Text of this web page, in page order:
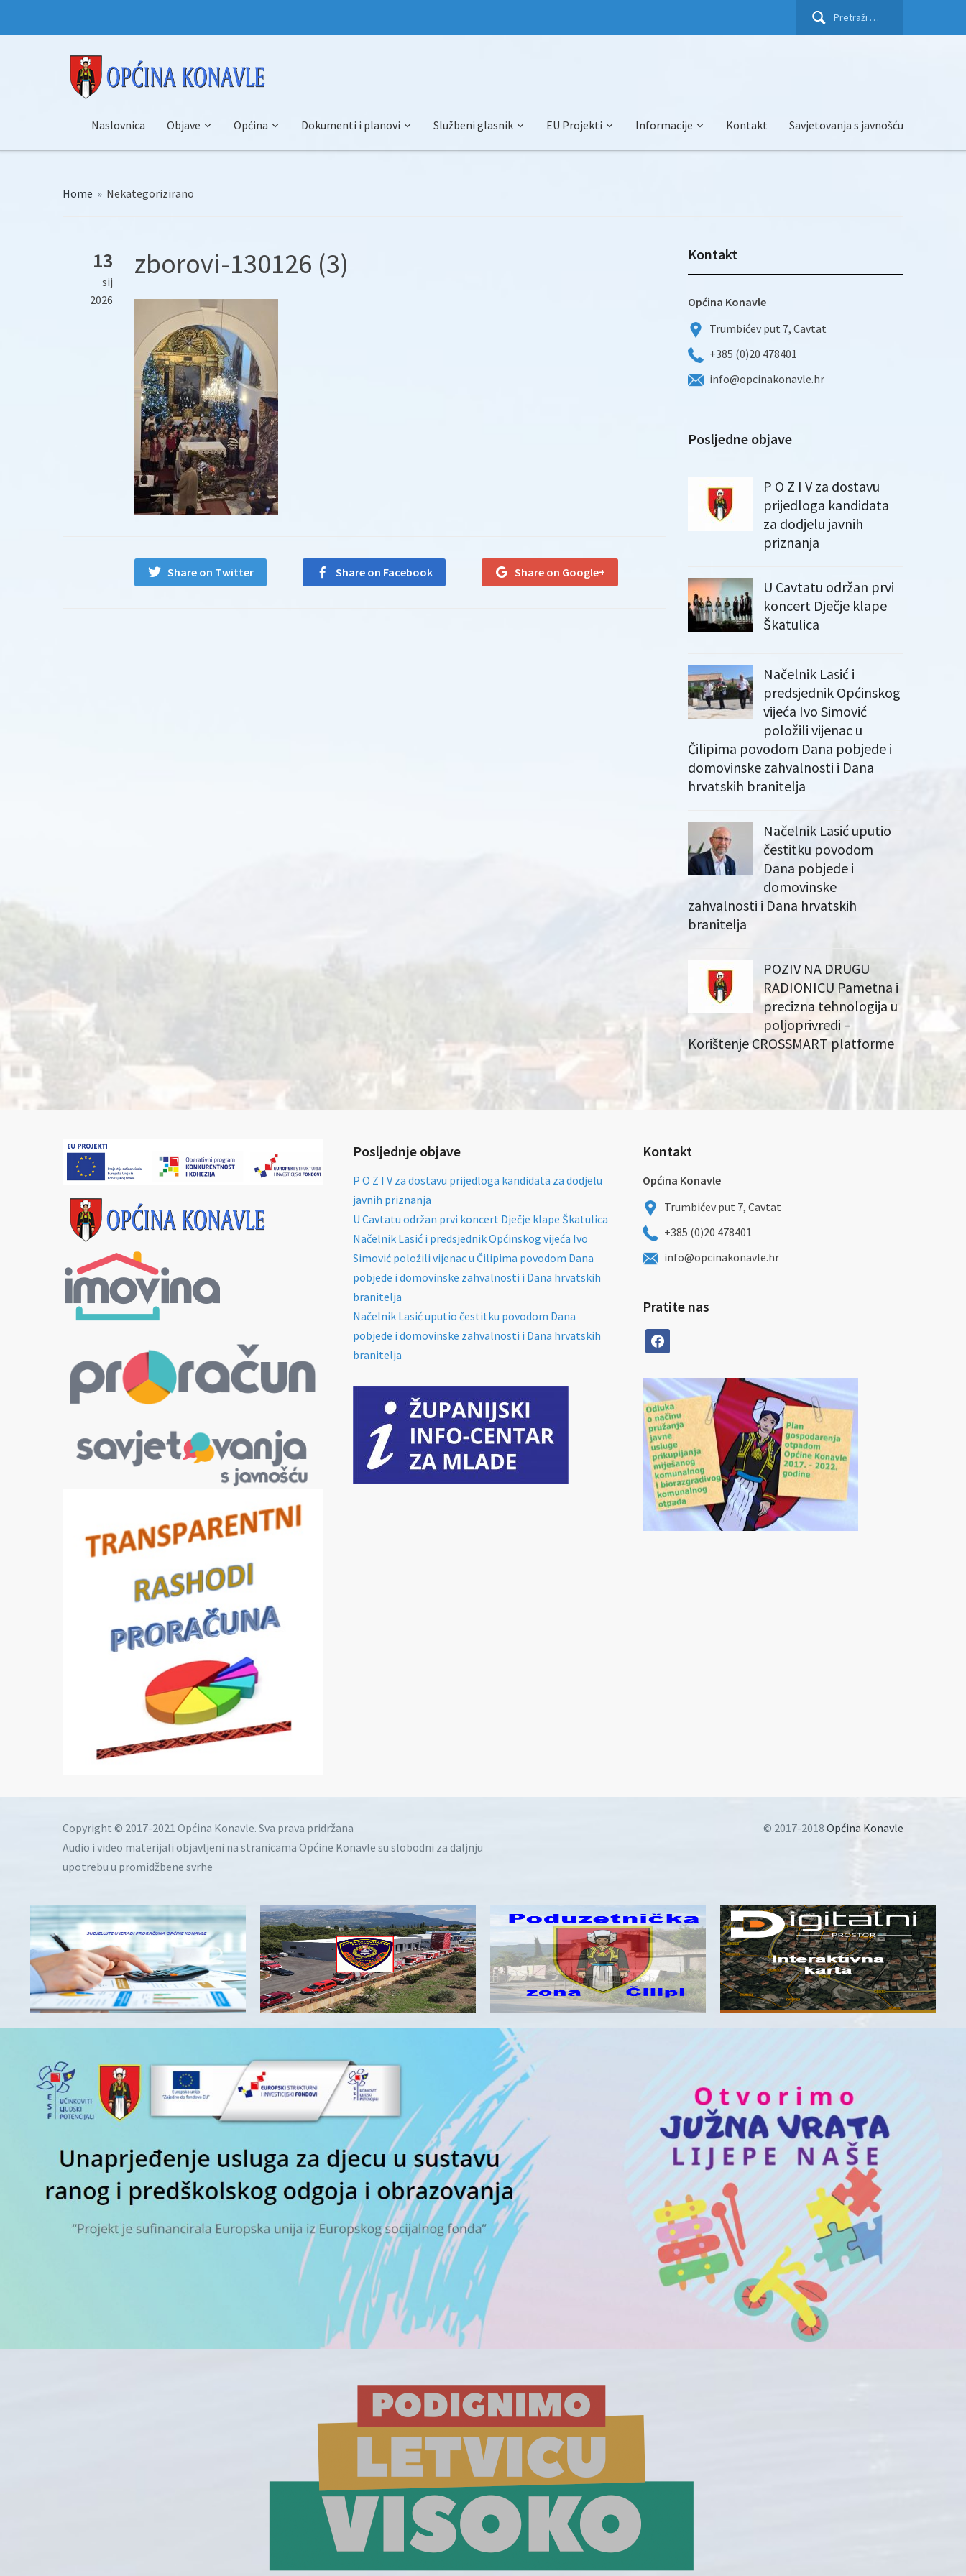
Pretraži:
Naslovnica Objave Općina Dokumenti i planovi Službeni glasnik EU Projekti Informacije Kontakt Savjetovanja s javnošću
Home » Nekategorizirano
13
sij
2026
zborovi-130126 (3)
Share on Twitter Share on Facebook Share on Google+
Kontakt
Općina Konavle
Trumbićev put 7, Cavtat
+385 (0)20 478401
info@opcinakonavle.hr
Posljedne objave
P O Z I V za dostavu
prijedloga kandidata
za dodjelu javnih
priznanja
U Cavtatu održan prvi
koncert Dječje klape
Škatulica
Načelnik Lasić i
predsjednik Općinskog
vijeća Ivo Simović
položili vijenac u
Čilipima povodom Dana pobjede i
domovinske zahvalnosti i Dana
hrvatskih branitelja
Načelnik Lasić uputio
čestitku povodom
Dana pobjede i
domovinske
zahvalnosti i Dana hrvatskih
branitelja
POZIV NA DRUGU
RADIONICU Pametna i
precizna tehnologija u
poljoprivredi –
Korištenje CROSSMART platforme
Posljednje objave
P O Z I V za dostavu prijedloga kandidata za dodjelu
javnih priznanja
U Cavtatu održan prvi koncert Dječje klape Škatulica
Načelnik Lasić i predsjednik Općinskog vijeća Ivo
Simović položili vijenac u Čilipima povodom Dana
pobjede i domovinske zahvalnosti i Dana hrvatskih
branitelja
Načelnik Lasić uputio čestitku povodom Dana
pobjede i domovinske zahvalnosti i Dana hrvatskih
branitelja
Kontakt
Općina Konavle
Trumbićev put 7, Cavtat
+385 (0)20 478401
info@opcinakonavle.hr
Pratite nas
facebook
Copyright © 2017-2021 Općina Konavle. Sva prava pridržana
Audio i video materijali objavljeni na stranicama Općine Konavle su slobodni za daljnju
upotrebu u promidžbene svrhe
© 2017-2018 Općina Konavle